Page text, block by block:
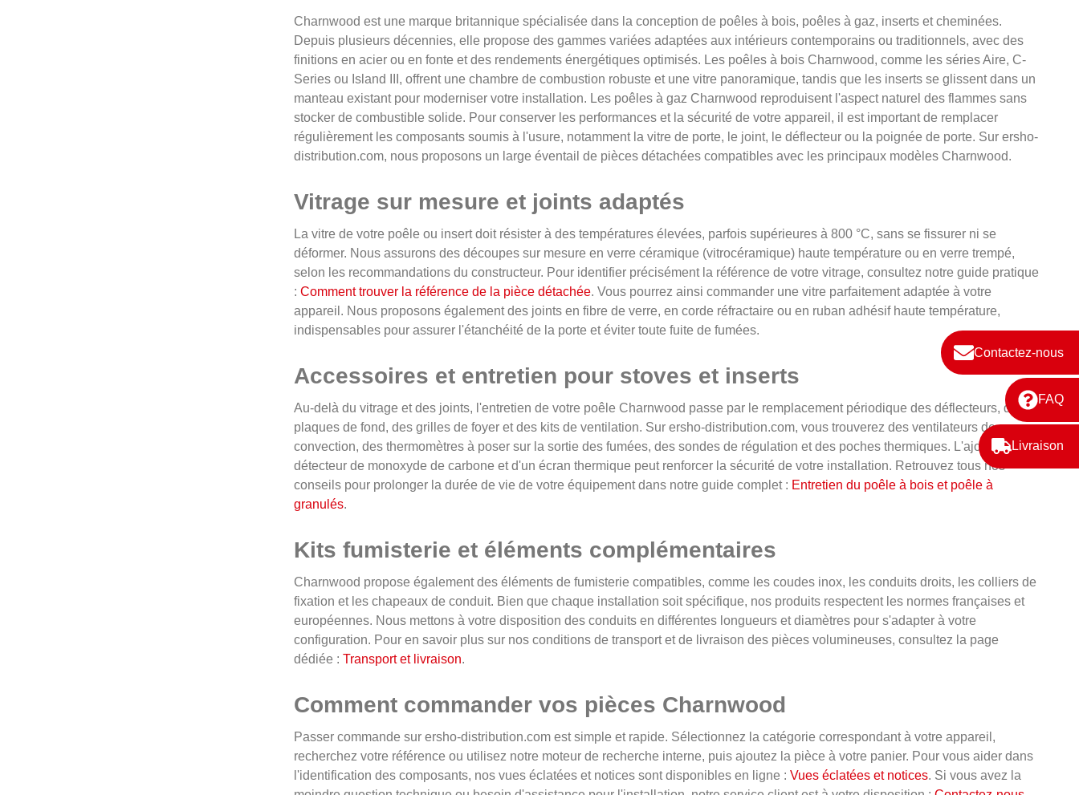
Contactez-nous
FAQ
Livraison
Charnwood est une marque britannique spécialisée dans la conception de poêles à bois, poêles à gaz, inserts et cheminées.
Depuis plusieurs décennies, elle propose des gammes variées adaptées aux intérieurs contemporains ou traditionnels, avec des
finitions en acier ou en fonte et des rendements énergétiques optimisés. Les poêles à bois Charnwood, comme les séries Aire, C-
Series ou Island III, offrent une chambre de combustion robuste et une vitre panoramique, tandis que les inserts se glissent dans un
manteau existant pour moderniser votre installation. Les poêles à gaz Charnwood reproduisent l'aspect naturel des flammes sans
stocker de combustible solide. Pour conserver les performances et la sécurité de votre appareil, il est important de remplacer
régulièrement les composants soumis à l'usure, notamment la vitre de porte, le joint, le déflecteur ou la poignée de porte. Sur ersho-
distribution.com, nous proposons un large éventail de pièces détachées compatibles avec les principaux modèles Charnwood.
Vitrage sur mesure et joints adaptés
La vitre de votre poêle ou insert doit résister à des températures élevées, parfois supérieures à 800 °C, sans se fissurer ni se
déformer. Nous assurons des découpes sur mesure en verre céramique (vitrocéramique) haute température ou en verre trempé,
selon les recommandations du constructeur. Pour identifier précisément la référence de votre vitrage, consultez notre guide pratique
: Comment trouver la référence de la pièce détachée. Vous pourrez ainsi commander une vitre parfaitement adaptée à votre
appareil. Nous proposons également des joints en fibre de verre, en corde réfractaire ou en ruban adhésif haute température,
indispensables pour assurer l'étanchéité de la porte et éviter toute fuite de fumées.
Accessoires et entretien pour stoves et inserts
Au-delà du vitrage et des joints, l'entretien de votre poêle Charnwood passe par le remplacement périodique des déflecteurs, des
plaques de fond, des grilles de foyer et des kits de ventilation. Sur ersho-distribution.com, vous trouverez des ventilateurs de
convection, des thermomètres à poser sur la sortie des fumées, des sondes de régulation et des poches thermiques. L'ajout d'un
détecteur de monoxyde de carbone et d'un écran thermique peut renforcer la sécurité de votre installation. Retrouvez tous nos
conseils pour prolonger la durée de vie de votre équipement dans notre guide complet : Entretien du poêle à bois et poêle à
granulés.
Kits fumisterie et éléments complémentaires
Charnwood propose également des éléments de fumisterie compatibles, comme les coudes inox, les conduits droits, les colliers de
fixation et les chapeaux de conduit. Bien que chaque installation soit spécifique, nos produits respectent les normes françaises et
européennes. Nous mettons à votre disposition des conduits en différentes longueurs et diamètres pour s'adapter à votre
configuration. Pour en savoir plus sur nos conditions de transport et de livraison des pièces volumineuses, consultez la page
dédiée : Transport et livraison.
Comment commander vos pièces Charnwood
Passer commande sur ersho-distribution.com est simple et rapide. Sélectionnez la catégorie correspondant à votre appareil,
recherchez votre référence ou utilisez notre moteur de recherche interne, puis ajoutez la pièce à votre panier. Pour vous aider dans
l'identification des composants, nos vues éclatées et notices sont disponibles en ligne : Vues éclatées et notices. Si vous avez la